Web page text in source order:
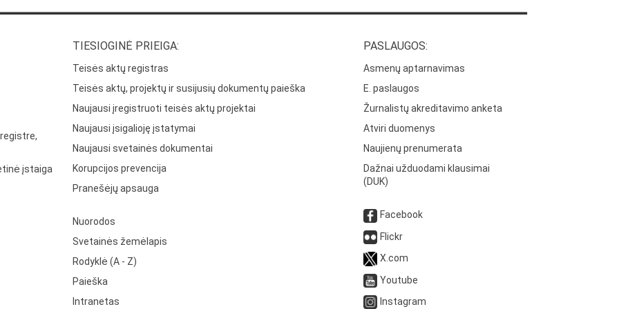
įstaiga
TIESIOGINĖ PRIEIGA:
Teisės aktų registras
Teisės aktų, projektų ir susijusių dokumentų paieška
Naujausi įregistruoti teisės aktų projektai
Naujausi įsigalioję įstatymai
Naujausi svetainės dokumentai
Korupcijos prevencija
Pranešėjų apsauga
Nuorodos
Svetainės žemėlapis
Rodyklė (A - Z)
Paieška
Intranetas
PASLAUGOS:
Asmenų aptarnavimas
E. paslaugos
Žurnalistų akreditavimo anketa
Atviri duomenys
Naujienų prenumerata
Dažnai užduodami klausimai
(DUK)
Facebook
Flickr
X.com
Youtube
Instagram